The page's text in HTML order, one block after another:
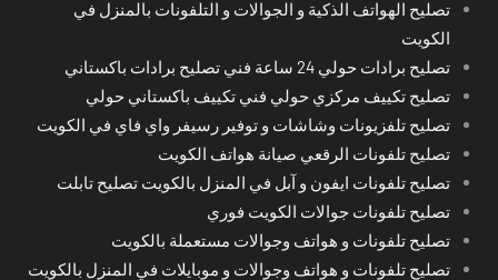
تصليح الهواتف الذكية و الجوالات و التلفونات بالمنزل في
الكويت
تصليح برادات حولي 24 ساعة فني تصليح برادات باكستاني
تصليح تكييف مركزي حولي فني تكييف باكستاني حولي
تصليح تلفزيونات وشاشات و توفير رسيفر واي فاي في الكويت
تصليح تلفونات الرقعي صيانة هواتف الكويت
تصليح تلفونات ايفون و آبل في المنزل بالكويت تصليح تابلت
تصليح تلفونات جوالات الكويت فوري
تصليح تلفونات و هواتف وجوالات مستعملة بالكويت
تصليح تلفونات و هواتف وجوالات و موبايلات في المنزل بالكويت